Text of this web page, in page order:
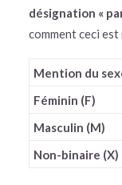
désignation «
comment ceci
Mention du
Féminin (F)
Masculin (M)
Non-binaire (X)